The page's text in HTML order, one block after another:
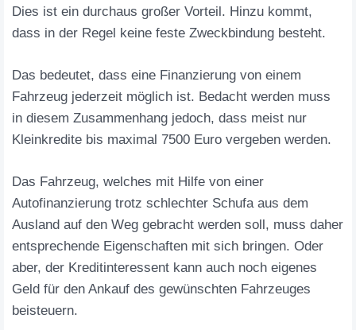
Dies ist ein durchaus großer Vorteil. Hinzu kommt,
dass in der Regel keine feste Zweckbindung besteht.
Das bedeutet, dass eine Finanzierung von einem
Fahrzeug jederzeit möglich ist. Bedacht werden muss
in diesem Zusammenhang jedoch, dass meist nur
Kleinkredite bis maximal 7500 Euro vergeben werden.
Das Fahrzeug, welches mit Hilfe von einer
Autofinanzierung trotz schlechter Schufa aus dem
Ausland auf den Weg gebracht werden soll, muss daher
entsprechende Eigenschaften mit sich bringen. Oder
aber, der Kreditinteressent kann auch noch eigenes
Geld für den Ankauf des gewünschten Fahrzeuges
beisteuern.